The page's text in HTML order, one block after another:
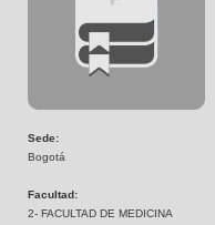
Sede:
Bogotá
Facultad:
2- FACULTAD DE MEDICINA